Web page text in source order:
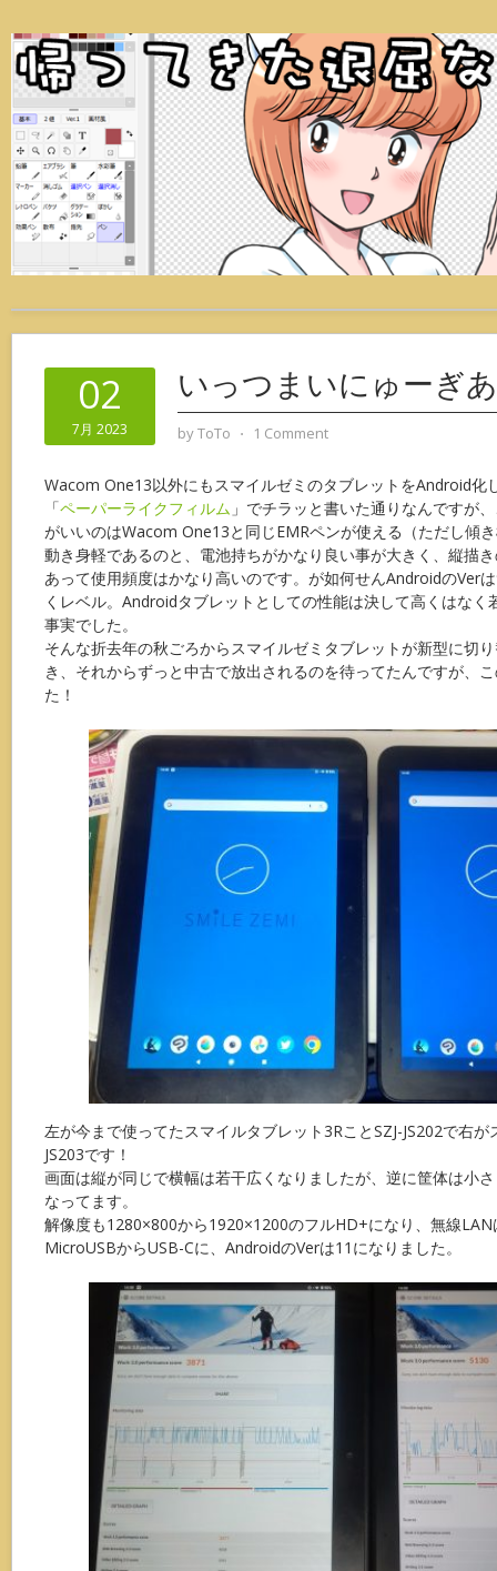
02
7月 2023
いっつまいにゅーぎ
byToTo ⋅ 1 Comment
Wacom One13以外にもスマイルゼミのタブレットをAndroid化
「ペーパーライクフィルム 」でチラッと書いた通りなんですが
がいいのはWacom One13と同じEMRペンが使える（ただし傾
動き身軽であるのと、電池持ちがかなり良い事が大きく、縦描
あって使用頻度はかなり高いのです。が如何せんAndroidのVer
くレベル。Androidタブレットとしての性能は決して高くはなく
事実でした。
そんな折去年の秋ごろからスマイルゼミタブレットが新型に切
き、それからずっと中古で放出されるのを待ってたんですが、
た！
左が今まで使ってたスマイルタブレット3RことSZJ-JS202で右
JS203です！
画面は縦が同じで横幅は若干広くなりましたが、逆に筐体は小
なってます。
解像度も1280×800から1920×1200のフルHD+になり、無線
MicroUSBからUSB-Cに、AndroidのVerは11になりました。